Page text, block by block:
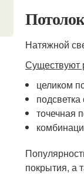
Натяжной
Существуют
целиком
точечная
покрытия, а